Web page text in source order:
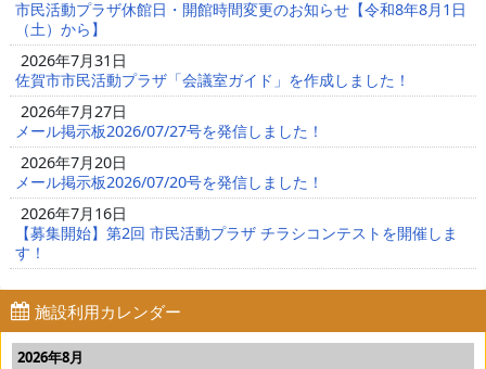
市民活動プラザ休館日・開館時間変更のお知らせ【令和8年8月1日
（土）から】
2026年7月31日
佐賀市市民活動プラザ「会議室ガイド」を作成しました！
2026年7月27日
メール掲示板2026/07/27号を発信しました！
2026年7月20日
メール掲示板2026/07/20号を発信しました！
2026年7月16日
【募集開始】第2回 市民活動プラザ チラシコンテストを開催しま
す！
施設利用カレンダー
2026年8月